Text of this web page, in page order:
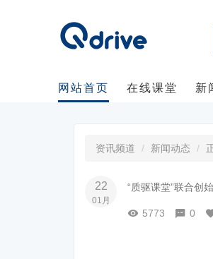
网站首页 在线课堂 新
资讯频道 新闻动态
22
01月
“质驱课堂”联合创
5773 0